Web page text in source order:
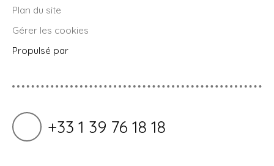
Plan du site
Gérer les cookies
Propulsé par
+33 1 39 76 18 18